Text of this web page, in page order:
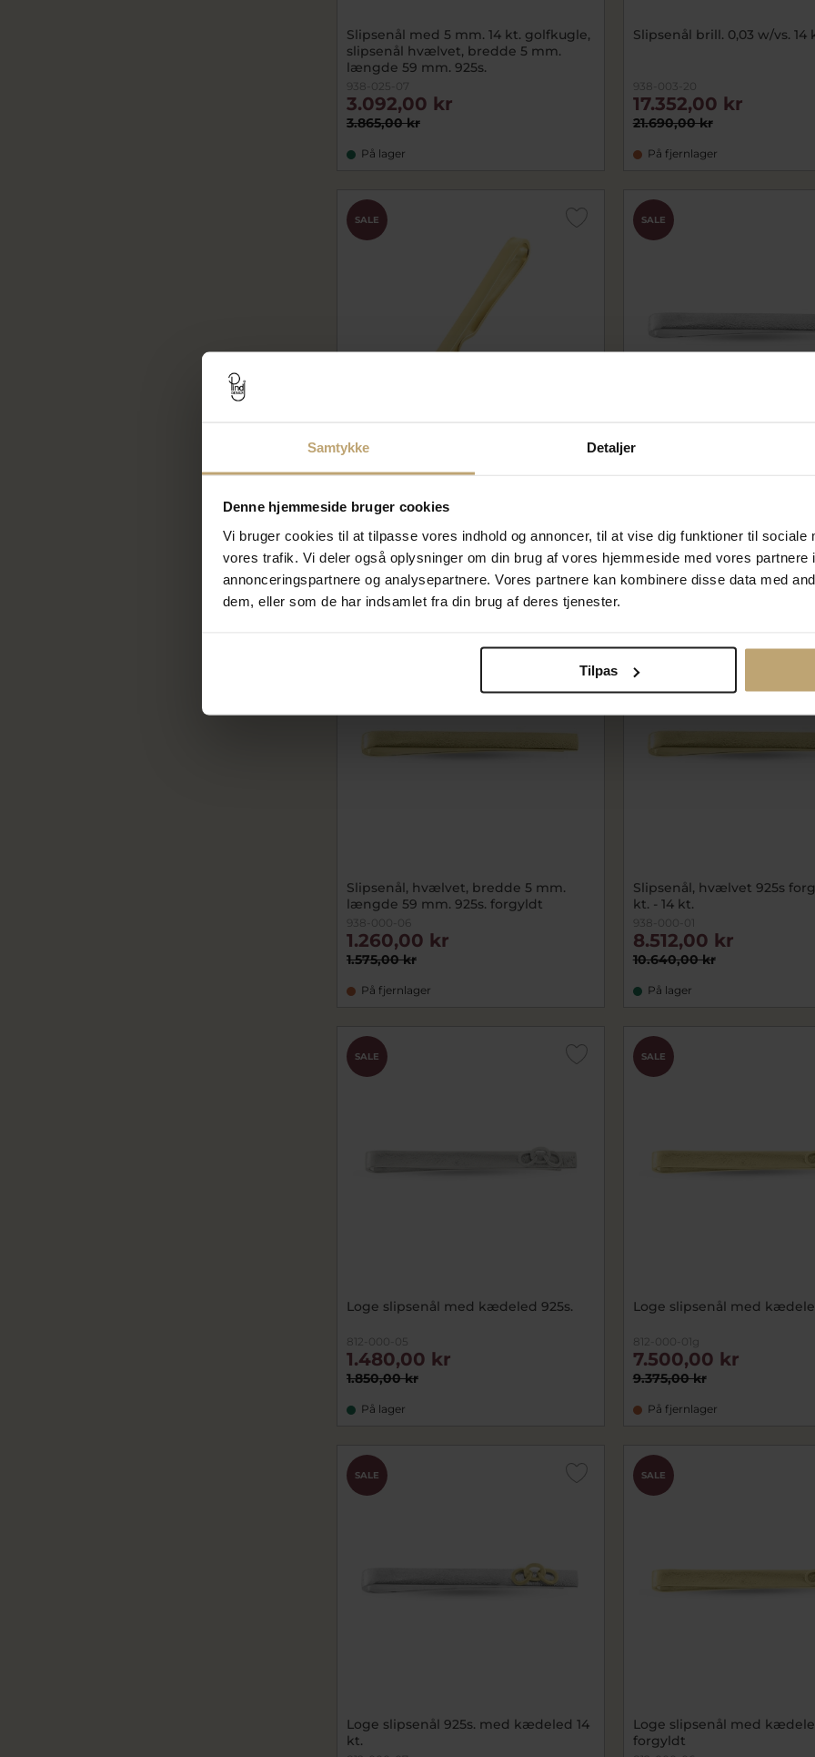
Samtykke Detaljer
Denne hjemmeside bruger cookies
Vi bruger cookies til at tilpasse vores indhold og annoncer, til at vise dig funktioner til sociale
vores trafik. Vi deler også oplysninger om din brug af vores hjemmeside med vores partnere
annonceringspartnere og analysepartnere. Vores partnere kan kombinere disse data med
dem, eller som de har indsamlet fra din brug af deres tjenester.
Tilpas
Slipsenål med 5 mm. 14 kt. golfkugle,
slipsenål hvælvet, bredde 5 mm.
længde 59 mm. 925s.
938-025-07
3.865,00 kr
3.092,00 kr
På lager
Slipsenål brill. 0,03 w/vs. 14
938-003-20
21.690,00 kr
17.352,00 kr
På fjernlager
SALE
939-000-01
7.050,00 kr
5.640,00 kr
SALE
1.440,00 kr
På fjernlager
Slipsenål, hvælvet, bredde 5 mm.
længde 59 mm. 925s. forgyldt
938-000-06
1.575,00 kr
1.260,00 kr
På fjernlager
Slipsenål, hvælvet 925s
kt. - 14 kt.
938-000-01
10.640,00 kr
8.512,00 kr
På lager
SALE
Loge slipsenål med kædeled 925s.
812-000-05
1.850,00 kr
1.480,00 kr
På lager
SALE
Loge slipsenål med
812-000-01g
9.375,00 kr
7.500,00 kr
På fjernlager
SALE
Loge slipsenål 925s. med kædeled 14
kt.
SALE
Loge slipsenål med
forgyldt